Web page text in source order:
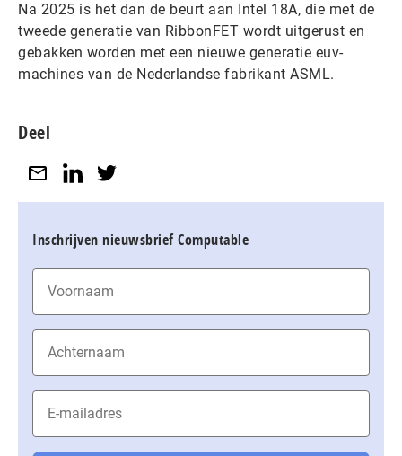
Na 2025 is het dan de beurt aan Intel 18A, die met de
tweede generatie van RibbonFET wordt uitgerust en
gebakken worden met een nieuwe generatie euv-
machines van de Nederlandse fabrikant ASML.
Deel
Inschrijven nieuwsbrief Computable